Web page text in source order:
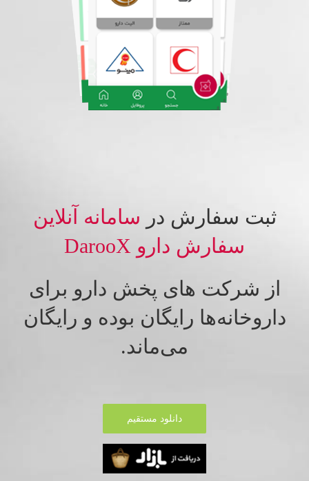
ثبت سفارش در سامانه آنلاین
سفارش دارو DarooX
از شرکت های پخش دارو برای
داروخانه‌ها رایگان بوده و رایگان
می‌ماند.
دانلود مستقیم